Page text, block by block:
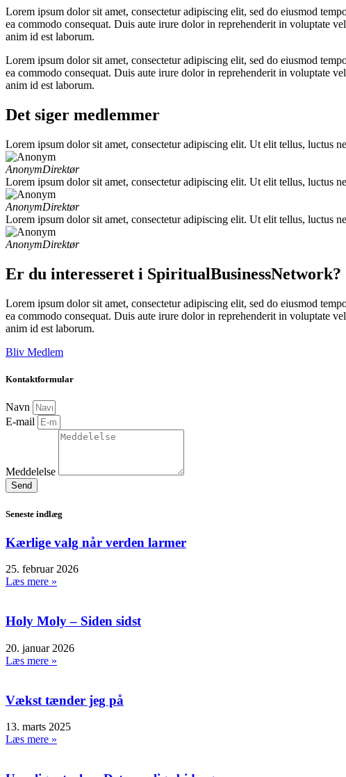
Lorem ipsum dolor sit amet, consectetur adipiscing elit, sed do eiusmod
ea commodo consequat. Duis aute irure dolor in reprehenderit in voluptate
anim id est laborum.
Lorem ipsum dolor sit amet, consectetur adipiscing elit, sed do eiusmod
ea commodo consequat. Duis aute irure dolor in reprehenderit in voluptate
anim id est laborum.
Det siger medlemmer
Lorem ipsum dolor sit amet, consectetur adipiscing elit. Ut elit tellus, luctus
AnonymDirektør
Lorem ipsum dolor sit amet, consectetur adipiscing elit. Ut elit tellus, luctus
AnonymDirektør
Lorem ipsum dolor sit amet, consectetur adipiscing elit. Ut elit tellus, luctus
AnonymDirektør
Er du interesseret i SpiritualBusinessNetwork?
Lorem ipsum dolor sit amet, consectetur adipiscing elit, sed do eiusmod
ea commodo consequat. Duis aute irure dolor in reprehenderit in voluptate
anim id est laborum.
Bliv Medlem
Kontaktformular
Navn
E-mail
Meddelelse
Send
Seneste indlæg
Kærlige valg når verden larmer
25. februar 2026
Læs mere »
Holy Moly – Siden sidst
20. januar 2026
Læs mere »
Vækst tænder jeg på
13. marts 2025
Læs mere »